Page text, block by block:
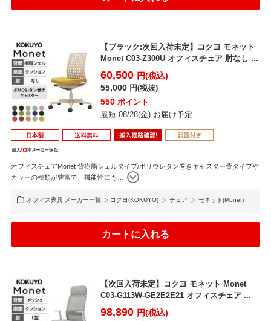
ロッキングの角度範囲を「アップライト固定(0°)、6°、13°、20°」の4
段階から選択が可能です。ロッキング角度固定式に比べて、より効果
的に姿勢変化をサポートします。
【ブラック:次回入荷未定】コクヨ モネット
Monet C03-Z300U オフィスチェア 肘なし ...
60,500 円(税込)
55,000 円(税抜)
550 ポイント
最短 08/28(金) お届け予定
オフィスチェアMonet 背樹脂シェルタイプ/ポリウレタン巻きキャスター背タイプや
カラーの種類が豊富で、機能性にも
オフィス家具 メーカー一覧 コクヨ(KOKUYO) チェア モネット(Monet)
【次回入荷未定】コクヨ モネット Monet
C03-G113W-GE2E2E21 オフィスチェア ...
98,890 円(税込)